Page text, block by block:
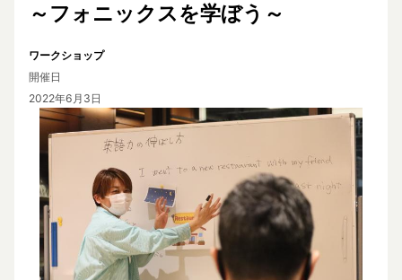
～フォニックスを学ぼう～
ワークショップ
開催日
2022年6月3日